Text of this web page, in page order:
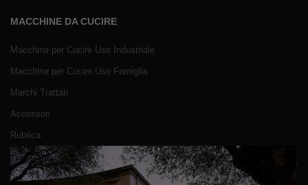
MACCHINE DA CUCIRE
Macchine per Cucire Uso Industriale
Macchine per Cucire Uso Famiglia
Marchi Trattati
Accessori
Rubrica